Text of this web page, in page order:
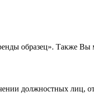
образец». Также Вы
должностных лиц,